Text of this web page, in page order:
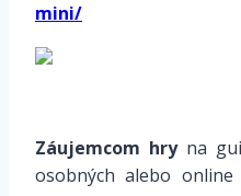
mini/
Záujemcom hryna
osobných alebo